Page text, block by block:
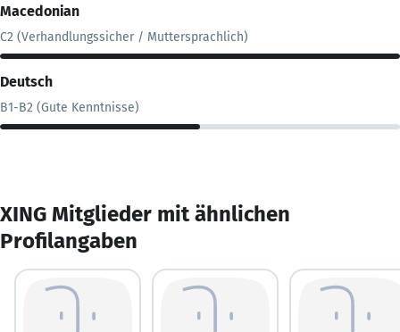
Macedonian
C2 (Verhandlungssicher / Muttersprachlich)
Deutsch
B1-B2 (Gute Kenntnisse)
XING Mitglieder mit ähnlichen
Profilangaben